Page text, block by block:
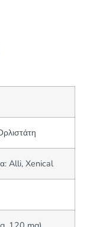
Alli, Xenical